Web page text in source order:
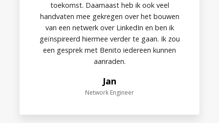
toekomst. Daarnaast heb ik ook veel
handvaten mee gekregen over het bouwen
van een netwerk over LinkedIn en ben ik
geïnspireerd hiermee verder te gaan. Ik zou
een gesprek met Benito iedereen kunnen
aanraden.
Jan
Network Engineer